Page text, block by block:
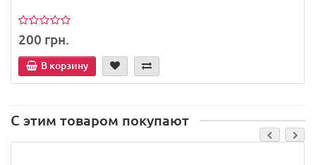
200 грн.
В корзину
С этим товаром покупают